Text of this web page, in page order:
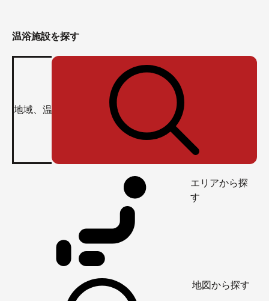
温浴施設を探す
エリアから探
す
地図から探す